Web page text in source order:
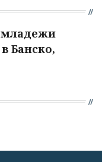
младежи
Банско,